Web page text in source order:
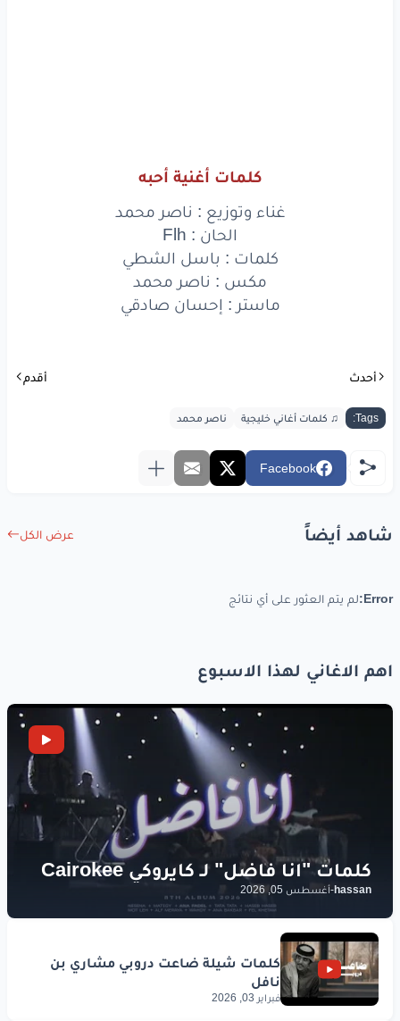
كلمات أغنية أحبه
غناء وتوزيع : ناصر محمد
الحان : Flh
كلمات : باسل الشطي
مكس : ناصر محمد
ماستر : إحسان صادقي
أحدث أقدم
Tags: ♫ كلمات أغاني خليجية ناصر محمد
Facebook
شاهد أيضاً عرض الكل
Error: لم يتم العثور على أي نتائج
اهم الاغاني لهذا الاسبوع
hassan
-أغسطس 05, 2026
فبراير 03, 2026